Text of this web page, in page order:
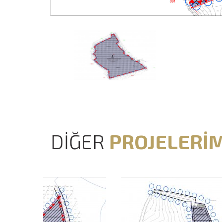
DİĞER